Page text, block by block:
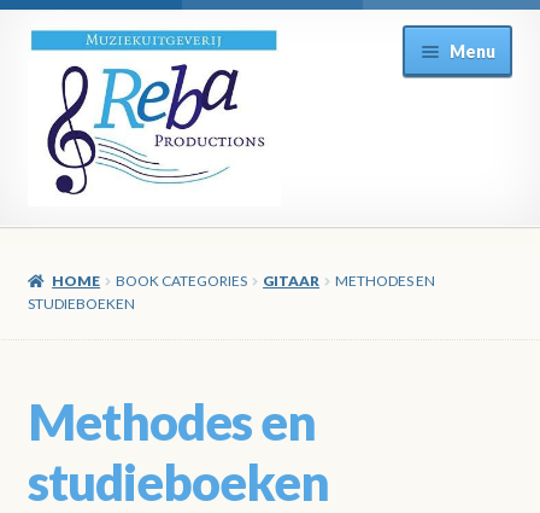
Ga
door
naar
navigatie
Ga
direct
naar
de
inhoud
Menu
HOME BOOK CATEGORIES GITAAR
METHODES EN
STUDIEBOEKEN
Methodes en
studieboeken